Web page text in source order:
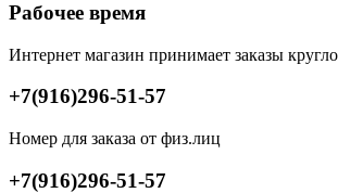
Рабочее время
Интернет магазин принимает заказы
+7(916)296-51-57
Номер для заказа от физ.лиц
+7(916)296-51-57